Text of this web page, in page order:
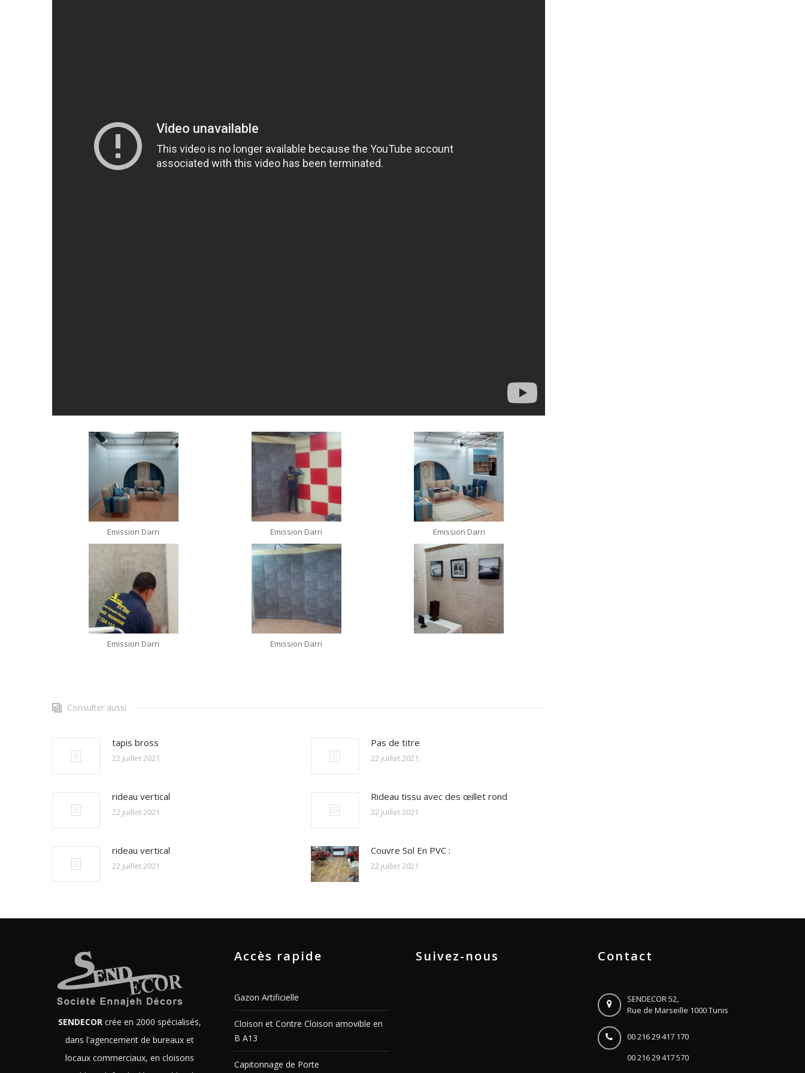
Emission Darri Emission Darri Emission Darri
Emission Darri Emission Darri
Consulter aussi
tapis bross
22 juillet 2021
Pas de titre
22 juillet 2021
rideau vertical
22 juillet 2021
Rideau tissu avec des œillet rond
22 juillet 2021
rideau vertical
22 juillet 2021
Couvre Sol En PVC :
22 juillet 2021
SENDECOR crée en 2000 spécialisés,
dans l'agencement de bureaux et
locaux commerciaux, en cloisons
Accès rapide
Gazon Artificielle
Cloison et Contre Cloison amovible en
B A13
Capitonnage de Porte
Suivez-nous Contact
SENDECOR 52,
Rue de Marseille 1000 Tunis
00 216 29 417 170
00 216 29 417 570